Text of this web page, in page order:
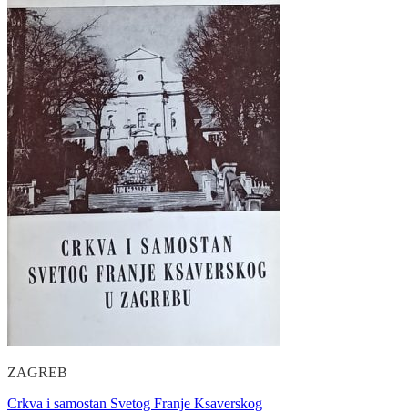
ZAGREB
Crkva i samostan Svetog Franje Ksaverskog